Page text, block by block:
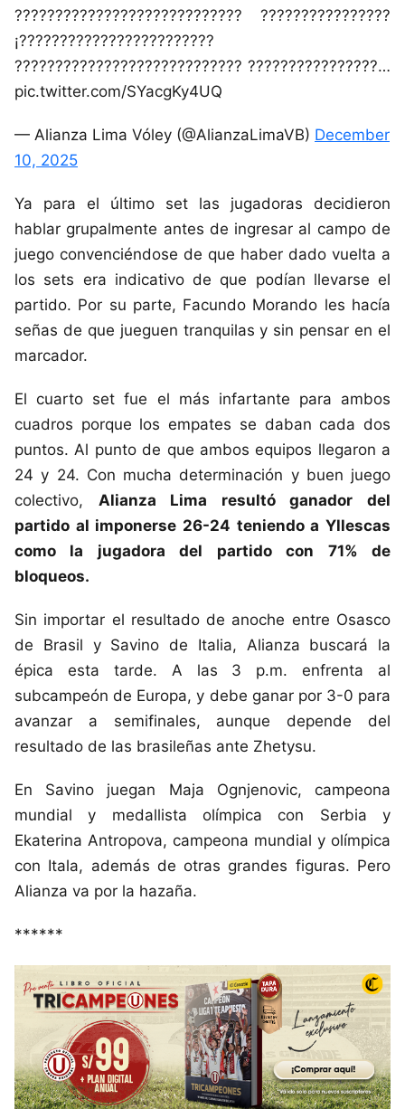
???????????????????????????? ????????????????
¡????????????????????????
???????????????????????????? ????????????????…
pic.twitter.com/SYacgKy4UQ
— Alianza Lima Vóley (@AlianzaLimaVB) December
10, 2025
Ya para el último set las jugadoras decidieron
hablar grupalmente antes de ingresar al campo de
juego convenciéndose de que haber dado vuelta a
los sets era indicativo de que podían llevarse el
partido. Por su parte, Facundo Morando les hacía
señas de que jueguen tranquilas y sin pensar en el
marcador.
El cuarto set fue el más infartante para ambos
cuadros porque los empates se daban cada dos
puntos. Al punto de que ambos equipos llegaron a
24 y 24. Con mucha determinación y buen juego
colectivo, Alianza Lima resultó ganador del
partido al imponerse 26-24 teniendo a Yllescas
como la jugadora del partido con 71% de
bloqueos.
Sin importar el resultado de anoche entre Osasco
de Brasil y Savino de Italia, Alianza buscará la
épica esta tarde. A las 3 p.m. enfrenta al
subcampeón de Europa, y debe ganar por 3-0 para
avanzar a semifinales, aunque depende del
resultado de las brasileñas ante Zhetysu.
En Savino juegan Maja Ognjenovic, campeona
mundial y medallista olímpica con Serbia y
Ekaterina Antropova, campeona mundial y olímpica
con Itala, además de otras grandes figuras. Pero
Alianza va por la hazaña.
******